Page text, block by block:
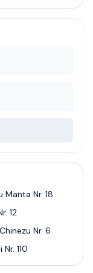
Manta Nr. 18
12
Nr. 6
110